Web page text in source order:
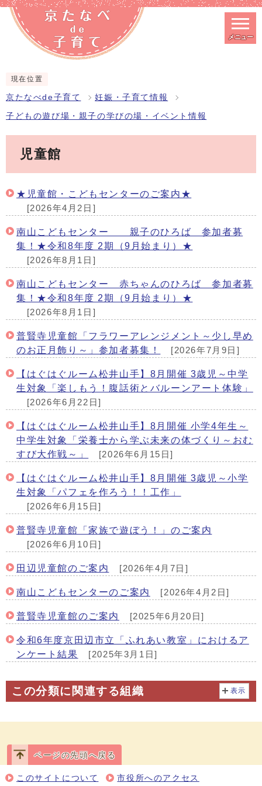
スマートフォン表示用の情報をスキップ
メニュー
現在位置
京たなべde子育て 妊娠・子育て情報
子どもの遊び場・親子の学びの場・イベント情報
児童館
★児童館・こどもセンターのご案内★
[2026年4月2日]
南山こどもセンター 親子のひろば 参加者募
集！★令和8年度 2期（9月始まり）★
[2026年8月1日]
南山こどもセンター 赤ちゃんのひろば 参加者募
集！★令和8年度 2期（9月始まり）★
[2026年8月1日]
普賢寺児童館「フラワーアレンジメント～少し早め
のお正月飾り～」参加者募集！
[2026年7月9日]
【はぐはぐルーム松井山手】8月開催 3歳児～中学
生対象「楽しもう！腹話術とバルーンアート体験」
[2026年6月22日]
【はぐはぐルーム松井山手】8月開催 小学4年生～
中学生対象「栄養士から学ぶ未来の体づくり～おむ
すび大作戦～」
[2026年6月15日]
【はぐはぐルーム松井山手】8月開催 3歳児～小学
生対象「パフェを作ろう！！工作」
[2026年6月15日]
普賢寺児童館「家族で遊ぼう！」のご案内
[2026年6月10日]
田辺児童館のご案内 [2026年4月7日]
南山こどもセンターのご案内 [2026年4月2日]
普賢寺児童館のご案内 [2025年6月20日]
令和6年度京田辺市立「ふれあい教室」におけるア
ンケート結果
[2025年3月1日]
この分類に関連する組織 表示
ページの先頭へ戻る
このサイトについて 市役所へのアクセス